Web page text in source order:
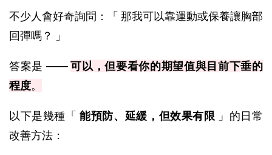
不少人會好奇詢問：「 那我可以靠運動或保養讓胸部
回彈嗎？ 」
答案是 —— 可以，但要看你的期望值與目前下垂的
程度。
以下是幾種「 能預防、延緩，但效果有限 」的日常
改善方法：